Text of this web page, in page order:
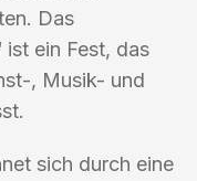
Das
ist ein Fest, das
, Musik- und
sich durch eine